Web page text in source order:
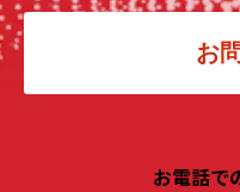
お
お電話で